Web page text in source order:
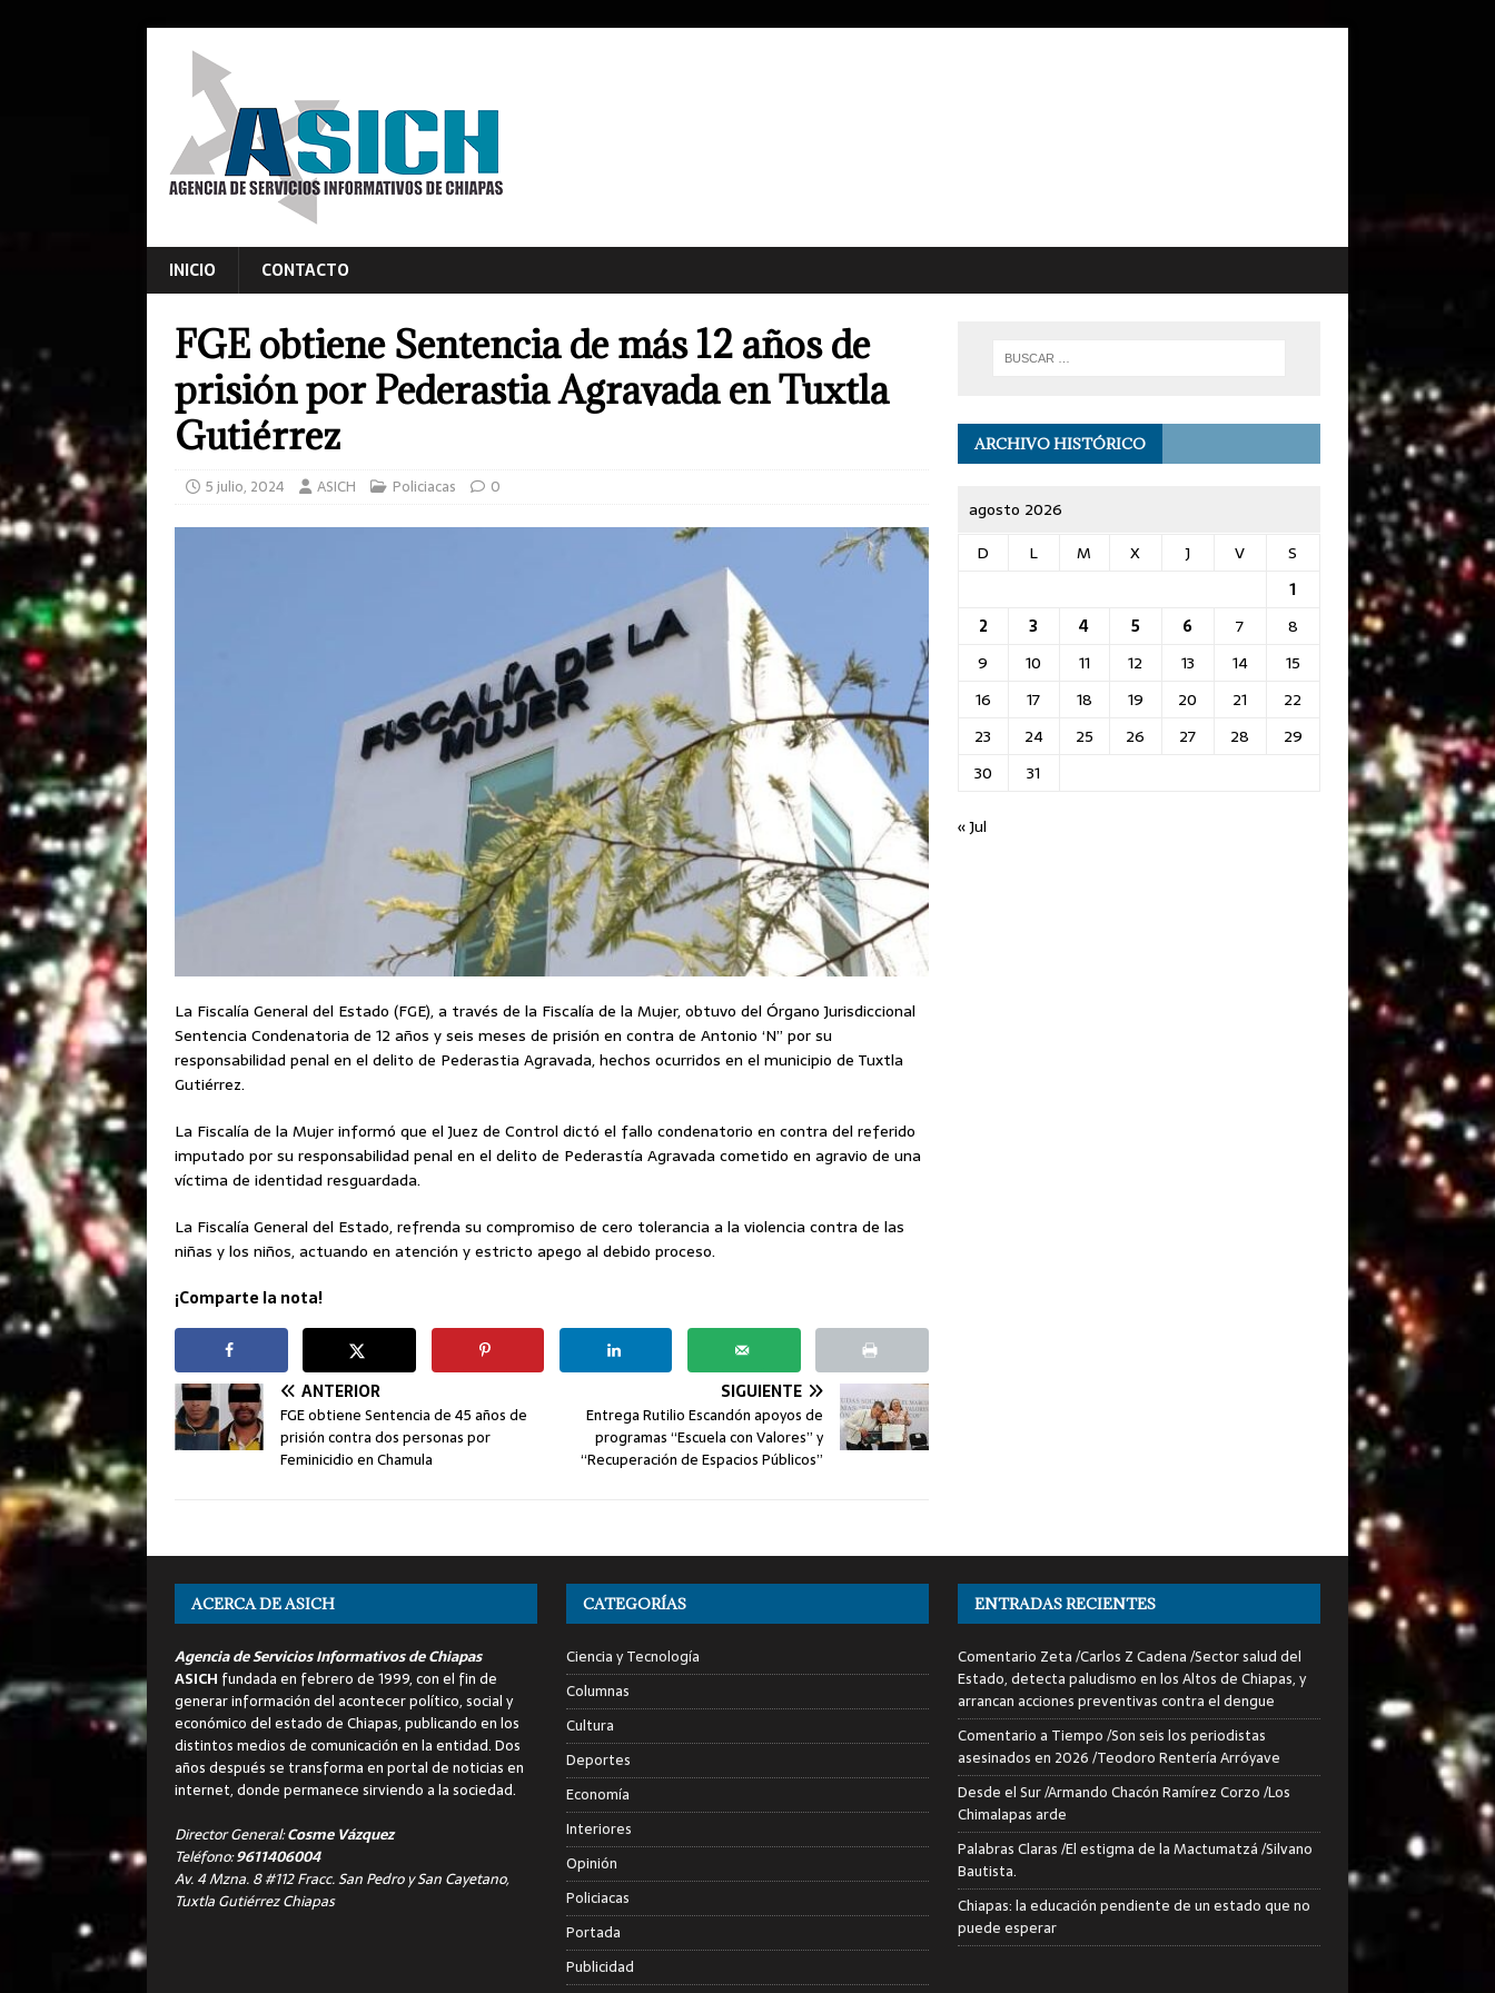
INICIO CONTACTO
FGE obtiene Sentencia de más 12 años de
prisión por Pederastia Agravada en Tuxtla
Gutiérrez
5 julio, 2024 ASICH Policiacas 0
La Fiscalía General del Estado (FGE), a través de la Fiscalía de la Mujer, obtuvo del Órgano Jurisdiccional
Sentencia Condenatoria de 12 años y seis meses de prisión en contra de Antonio ‘N” por su
responsabilidad penal en el delito de Pederastia Agravada, hechos ocurridos en el municipio de Tuxtla
Gutiérrez.
La Fiscalía de la Mujer informó que el Juez de Control dictó el fallo condenatorio en contra del referido
imputado por su responsabilidad penal en el delito de Pederastía Agravada cometido en agravio de una
víctima de identidad resguardada.
La Fiscalía General del Estado, refrenda su compromiso de cero tolerancia a la violencia contra de las
niñas y los niños, actuando en atención y estricto apego al debido proceso.
¡Comparte la nota!
ANTERIOR
FGE obtiene Sentencia de 45 años de
prisión contra dos personas por
Feminicidio en Chamula
SIGUIENTE
Entrega Rutilio Escandón apoyos de
programas “Escuela con Valores” y
“Recuperación de Espacios Públicos”
ARCHIVO HISTÓRICO
agosto 2026
D
L M X J V
S
1
2
3 4 5 6 7
8
9
10 11 12 13 14
15
16
17 18 19 20 21
22
23
24 25 26 27 28
29
30
31
« Jul
ACERCA DE ASICH
Agencia de Servicios Informativos de Chiapas
ASICH fundada en febrero de 1999, con el fin de
generar información del acontecer político, social y
económico del estado de Chiapas, publicando en los
distintos medios de comunicación en la entidad. Dos
años después se transforma en portal de noticias en
internet, donde permanece sirviendo a la sociedad.
Director General:Cosme Vázquez
Teléfono:9611406004
Av. 4 Mzna. 8 #112 Fracc. San Pedro y San Cayetano,
Tuxtla Gutiérrez Chiapas
CATEGORÍAS
Ciencia y Tecnología
Columnas
Cultura
Deportes
Economía
Interiores
Opinión
Policiacas
Portada
Publicidad
ENTRADAS RECIENTES
Comentario Zeta /Carlos Z Cadena /Sector salud del
Estado, detecta paludismo en los Altos de Chiapas, y
arrancan acciones preventivas contra el dengue
Comentario a Tiempo /Son seis los periodistas
asesinados en 2026 /Teodoro Rentería Arróyave
Desde el Sur /Armando Chacón Ramírez Corzo /Los
Chimalapas arde
Palabras Claras /El estigma de la Mactumatzá /Silvano
Bautista.
Chiapas: la educación pendiente de un estado que no
puede esperar